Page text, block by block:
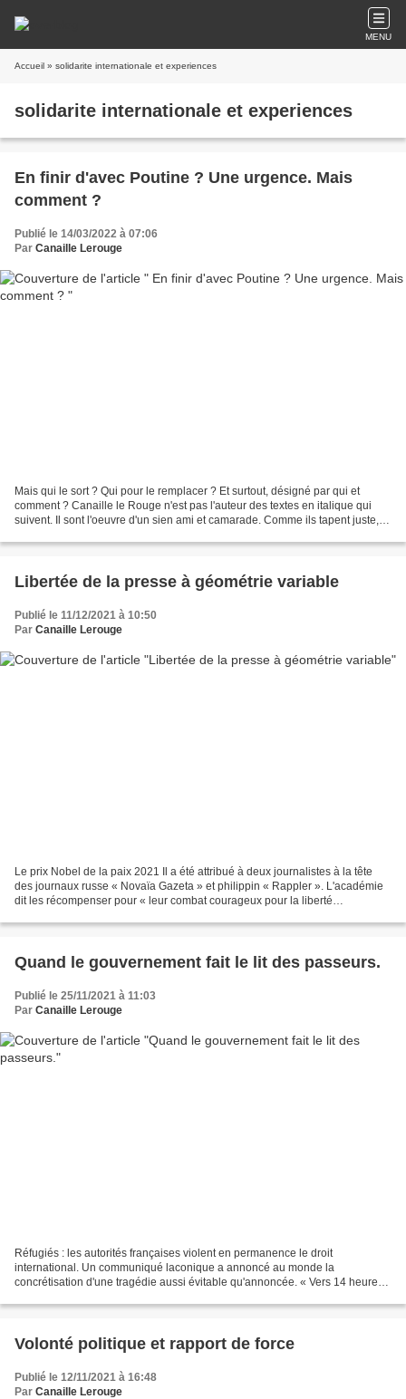
MENU
Accueil » solidarite internationale et experiences
solidarite internationale et experiences
En finir d'avec Poutine ? Une urgence. Mais
comment ?
Publié le 14/03/2022 à 07:06
Par Canaille Lerouge
Mais qui le sort ? Qui pour le remplacer ? Et surtout, désigné par qui et
comment ? Canaille le Rouge n'est pas l'auteur des textes en italique qui
suivent. Il sont l'oeuvre d'un sien ami et camarade. Comme ils tapent juste,
Libertée de la presse à géométrie variable
Publié le 11/12/2021 à 10:50
Par Canaille Lerouge
Le prix Nobel de la paix 2021 Il a été attribué à deux journalistes à la tête
des journaux russe « Novaïa Gazeta » et philippin « Rappler ». L'académie
dit les récompenser pour « leur combat courageux pour la liberté
Quand le gouvernement fait le lit des passeurs.
Publié le 25/11/2021 à 11:03
Par Canaille Lerouge
Réfugiés : les autorités françaises violent en permanence le droit
international. Un communiqué laconique a annoncé au monde la
concrétisation d'une tragédie aussi évitable qu'annoncée. « Vers 14 heures,
Volonté politique et rapport de force
Publié le 12/11/2021 à 16:48
Par Canaille Lerouge